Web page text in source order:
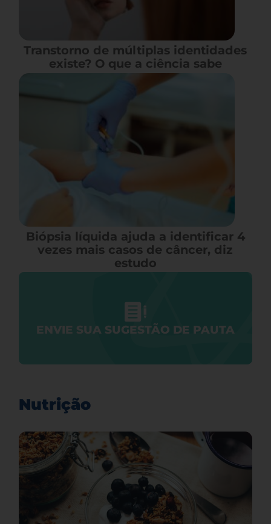
Transtorno de múltiplas identidades
existe? O que a ciência sabe
Biópsia líquida ajuda a identificar 4
vezes mais casos de câncer, diz
estudo
ENVIE SUA SUGESTÃO DE PAUTA
Nutrição